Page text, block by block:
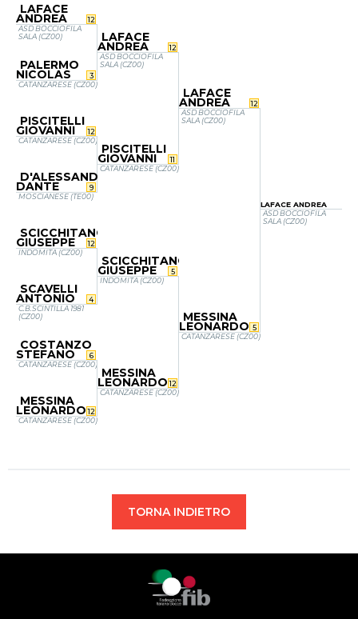
LAFACE
ANDREA
12
ASD BOCCIOFILA
SALA (CZ00)
PALERMO
NICOLAS
3
CATANZARESE (CZ00)
PISCITELLI
GIOVANNI
12
CATANZARESE (CZ00)
D'ALESSANDRO
DANTE
9
MOSCIANESE (TE00)
SCICCHITANO
GIUSEPPE
12
INDOMITA (CZ00)
SCAVELLI
ANTONIO
4
C.B.SCINTILLA 1981
(CZ00)
COSTANZO
STEFANO
6
CATANZARESE (CZ00)
MESSINA
LEONARDO 12
CATANZARESE (CZ00)
LAFACE
ANDREA
12
ASD BOCCIOFILA
SALA (CZ00)
PISCITELLI
GIOVANNI
11
CATANZARESE (CZ00)
SCICCHITANO
GIUSEPPE
5
INDOMITA (CZ00)
MESSINA
LEONARDO 12
CATANZARESE (CZ00)
LAFACE
ANDREA
12
ASD BOCCIOFILA
SALA (CZ00)
MESSINA
LEONARDO 5
CATANZARESE (CZ00)
LAFACE ANDREA
ASD BOCCIOFILA
SALA (CZ00)
TORNA INDIETRO